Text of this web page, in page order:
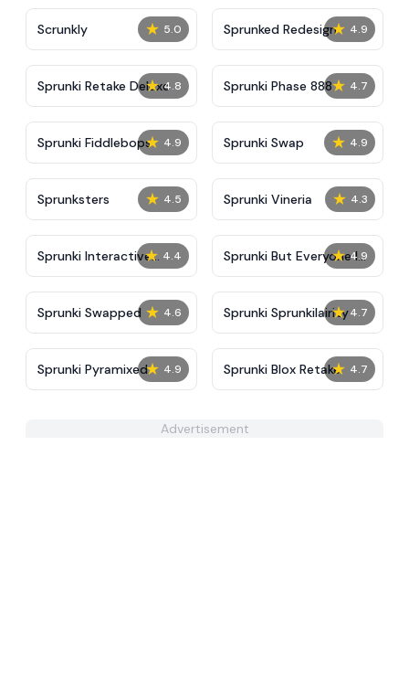
★ 5.0
Scrunkly ★ 4.9
Sprunked Redesign
★ 4.8
Sprunki Retake Deluxe ★ 4.7
Sprunki Phase 888
★ 4.9
Sprunki Fiddlebops ★ 4.9
Sprunki Swap
★ 4.5
Sprunksters ★ 4.3
Sprunki Vineria
★ 4.4
Sprunki Interactive
Tunner
★ 4.9
Sprunki But Everyone Is
Sky
★ 4.6
Sprunki Swapped ★ 4.7
Sprunki Sprunkilairity
★ 4.9
Sprunki Pyramixed ★ 4.7
Sprunki Blox Retake
Advertisement